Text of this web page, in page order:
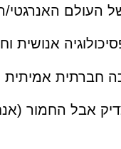
העולם האנרגטי/
אנושית
חברתית אמיתית
אבל החמור